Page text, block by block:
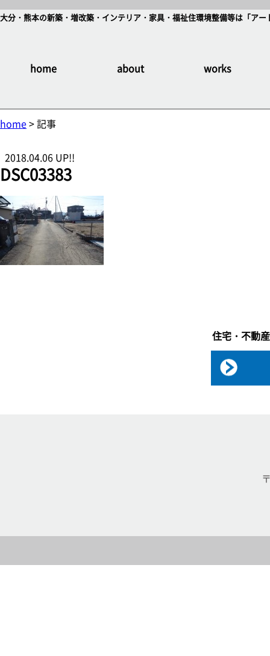
大分・熊本の新築・増改築・インテリア・家具・福祉住環境整備等は「ア
home about works
home > 記事
2018.04.06 UP!!
DSC03383
住宅・不動